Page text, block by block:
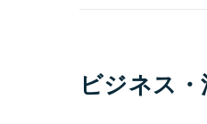
ビジネス